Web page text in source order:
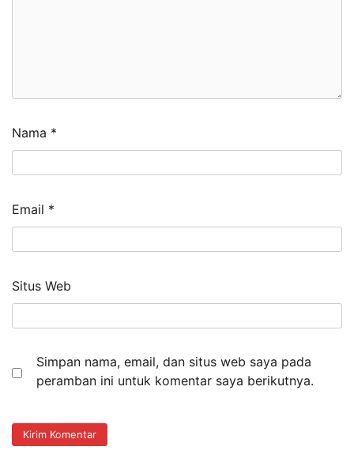
Nama *
Email *
Situs Web
Simpan nama, email, dan situs web saya pada
peramban ini untuk komentar saya berikutnya.